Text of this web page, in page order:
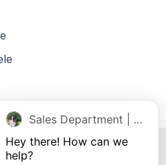
Sales Department | Chat online
Hey there! How can we
help?